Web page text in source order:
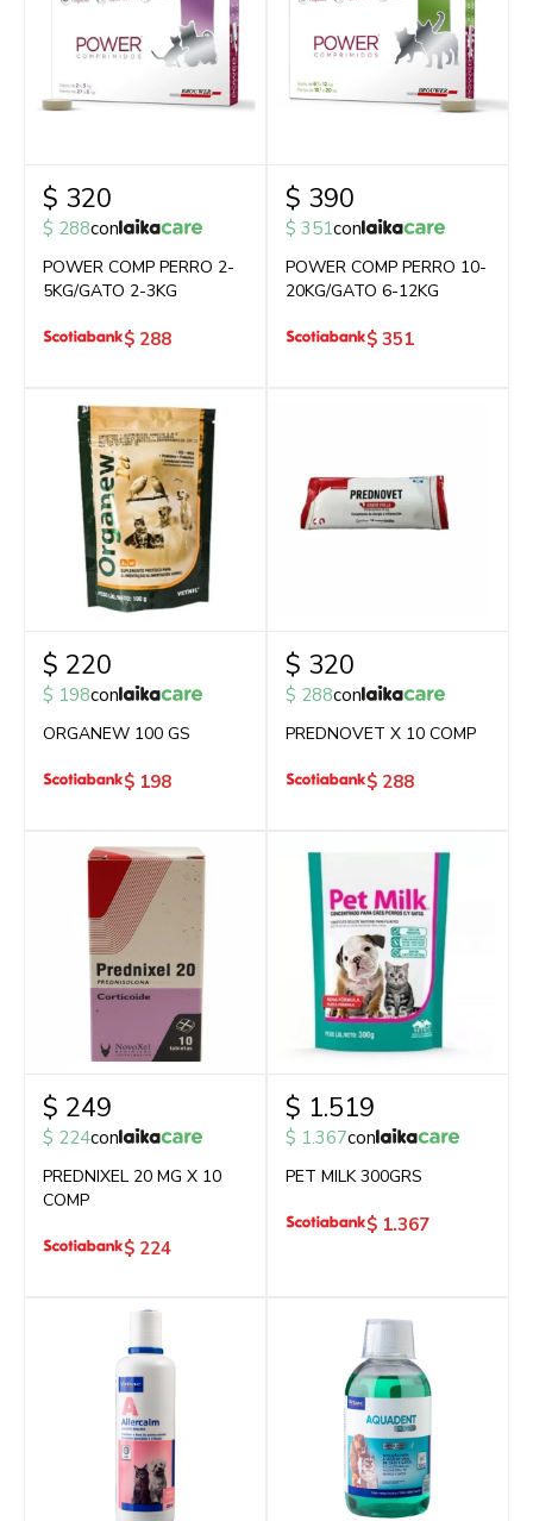
$ 320
$ 288con
POWER COMP PERRO 2-
5KG/GATO 2-3KG
$ 288
$ 390
$ 351con
POWER COMP PERRO 10-
20KG/GATO 6-12KG
$ 351
$ 220
$ 198con
ORGANEW 100 GS
$ 198
$ 320
$ 288con
PREDNOVET X 10 COMP
$ 288
$ 249
$ 224con
PREDNIXEL 20 MG X 10
COMP
$ 224
$ 1.519
$ 1.367con
PET MILK 300GRS
$ 1.367